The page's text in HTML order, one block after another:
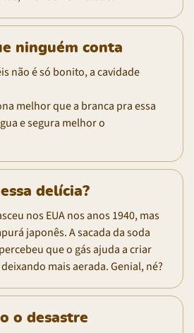
ninguém conta
não é só bonito, a cavidade
melhor que a branca pra essa
e segura melhor o
delícia?
nos EUA nos anos 1940, mas
japonês. A sacada da soda
que o gás ajuda a criar
mais aerada. Genial, né?
o desastre